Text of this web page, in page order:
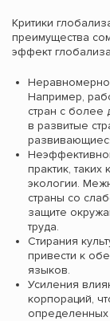
Критики
преимущества
эффект
Например,
стран с более
в развитые
практик,
экологии.
страны со
защите
труда.
Стирания
привести к
языков.
Усиления
корпораций,